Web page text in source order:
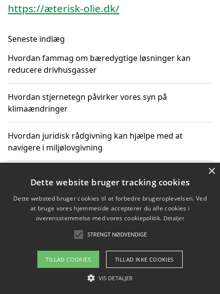
https://æterisk-olie.dk/
Seneste indlæg
Hvordan fammag om bæredygtige løsninger kan
reducere drivhusgasser
Hvordan stjernetegn påvirker vores syn på
klimaændringer
Hvordan juridisk rådgivning kan hjælpe med at
navigere i miljølovgivning
Hvordan spil og underholdning online kan inspirere til
bæredygtige valg
Køb produkter i danske webshops for at spare på
transport og nedbringe CO2-udledning
Copyright 2026 - Pilanto Aps
Om / kontakt
×
Dette website bruger tracking cookies
Dette websted bruger cookies til at forbedre brugeroplevelsen. Ved
at bruge vores hjemmeside accepterer du alle cookies i
overensstemmelse med vores cookiepolitik. Detaljer
STRENGT NØDVENDIGE
TILLAD COOKIES TILLAD IKKE COOKIES
VIS DETALJER